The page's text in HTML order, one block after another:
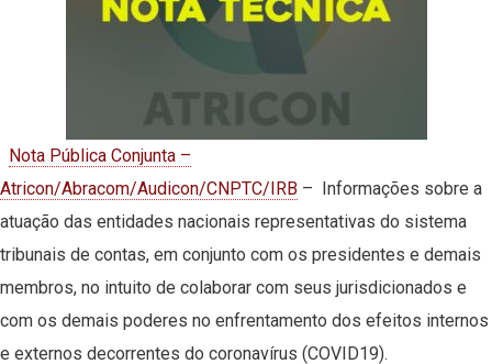
Nota Pública Conjunta –
Atricon/Abracom/Audicon/CNPTC/IRB – Informações sobre a
atuação das entidades nacionais representativas do sistema
tribunais de contas, em conjunto com os presidentes e demais
membros, no intuito de colaborar com seus jurisdicionados e
com os demais poderes no enfrentamento dos efeitos internos
e externos decorrentes do coronavírus (COVID19).